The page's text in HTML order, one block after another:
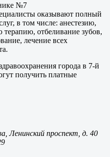
№7
оказывают полный
в том числе: анестезию,
терапию, отбеливание зубов,
лечение всех
города в 7-й
получить платные
Ленинский проспект, д. 40